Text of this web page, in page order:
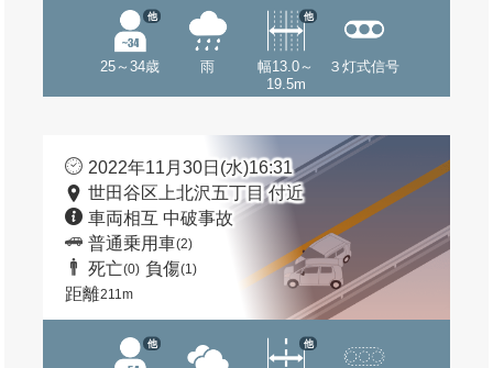
25～34歳
他
雨
幅13.0～
19.5m
他
３灯式信号
2022年11月30日(水)16:31
世田谷区上北沢五丁目 付近
車両相互 中破事故
普通乗用車(2)
死亡(0) 負傷(1)
距離211m
他 他